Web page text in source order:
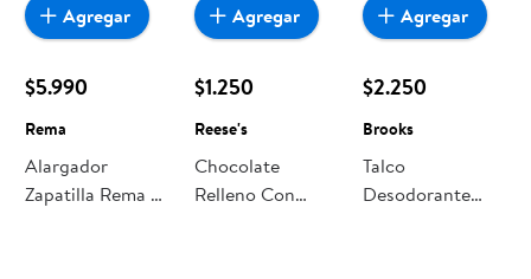
$5.990
Rema
Alargador
Zapatilla Rema 4
Agregar
$1.250
Reese's
Chocolate
Relleno Con
Agregar
$2.250
Brooks
Talco
Desodorante
Agregar